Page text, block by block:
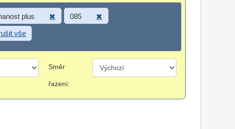
plus 085
vše
Směr
řazení: